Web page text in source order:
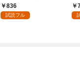
国編】 ０１
836
試読フル
パ
を